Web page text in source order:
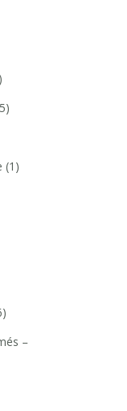
(1)
–